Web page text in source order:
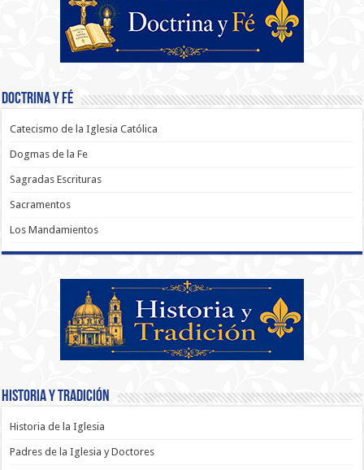
Doctrina y Fé
Catecismo de la Iglesia Católica
Dogmas de la Fe
Sagradas Escrituras
Sacramentos
Los Mandamientos
Historia y Tradición
Historia de la Iglesia
Padres de la Iglesia y Doctores